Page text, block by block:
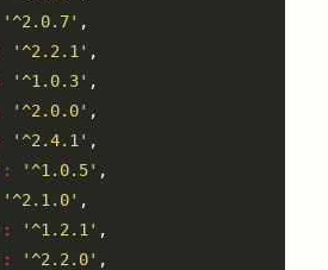
'^2.0.7'
'^2.2.1'
'^1.0.3'
'^2.0.0'
'^2.4.1'
: '^1.0.5'
'^2.1.0'
: '^1.2.1'
: '^2.2.0'